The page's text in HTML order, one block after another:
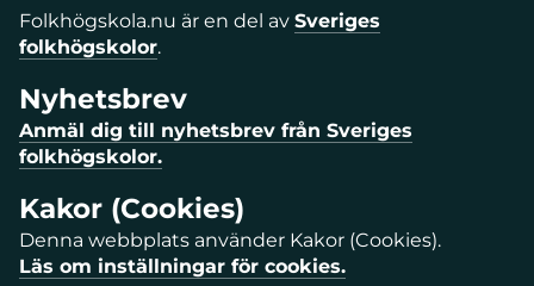
Folkhögskola.nu är en del av Sveriges
folkhögskolor.
Nyhetsbrev
Anmäl dig till nyhetsbrev från Sveriges
folkhögskolor.
Kakor (Cookies)
Denna webbplats använder Kakor (Cookies).
Läs om inställningar för cookies.